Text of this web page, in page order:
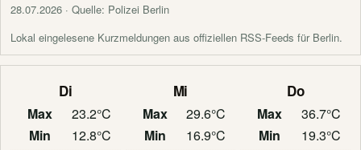
28.07.2026 · Quelle: Polizei Berlin
Lokal eingelesene Kurzmeldungen aus offiziellen RSS-Feeds für Berlin.
Di
Max
23.2°C
Min
12.8°C
Mi
Max
29.6°C
Min
16.9°C
Do
Max
36.7°C
Min
19.3°C